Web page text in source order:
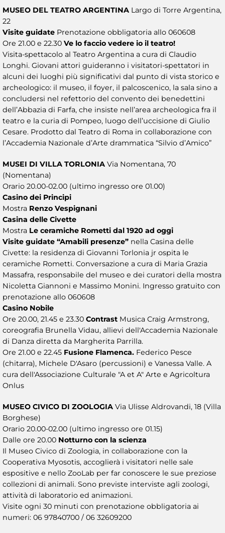
MUSEO DEL TEATRO ARGENTINA Largo di Torre Argentina,
22
Visite guidate Prenotazione obbligatoria allo 060608
Ore 21.00 e 22.30 Ve lo faccio vedere io il teatro!
Visita-spettacolo al Teatro Argentina a cura di Claudio
Longhi. Giovani attori guideranno i visitatori-spettatori in
alcuni dei luoghi più significativi dal punto di vista storico e
archeologico: il museo, il foyer, il palcoscenico, la sala sino a
concludersi nel refettorio del convento dei benedettini
dell’Abbazia di Farfa, che insiste nell’area archeologica fra il
teatro e la curia di Pompeo, luogo dell’uccisione di Giulio
Cesare. Prodotto dal Teatro di Roma in collaborazione con
l’Accademia Nazionale d’Arte drammatica “Silvio d’Amico”
MUSEI DI VILLA TORLONIA Via Nomentana, 70
(Nomentana)
Orario 20.00-02.00 (ultimo ingresso ore 01.00)
Casino dei Principi
Mostra Renzo Vespignani
Casina delle Civette
Mostra Le ceramiche Rometti dal 1920 ad oggi
Visite guidate “Amabili presenze” nella Casina delle
Civette: la residenza di Giovanni Torlonia jr ospita le
ceramiche Rometti. Conversazione a cura di Maria Grazia
Massafra, responsabile del museo e dei curatori della mostra
Nicoletta Giannoni e Massimo Monini. Ingresso gratuito con
prenotazione allo 060608
Casino Nobile
Ore 20.00, 21.45 e 23.30 Contrast Musica Craig Armstrong,
coreografia Brunella Vidau, allievi dell'Accademia Nazionale
di Danza diretta da Margherita Parrilla.
Ore 21.00 e 22.45 Fusione Flamenca. Federico Pesce
(chitarra), Michele D'Asaro (percussioni) e Vanessa Valle. A
cura dell'Associazione Culturale "A et A" Arte e Agricoltura
Onlus
MUSEO CIVICO DI ZOOLOGIA Via Ulisse Aldrovandi, 18 (Villa
Borghese)
Orario 20.00-02.00 (ultimo ingresso ore 01.15)
Dalle ore 20.00 Notturno con la scienza
Il Museo Civico di Zoologia, in collaborazione con la
Cooperativa Myosotis, accoglierà i visitatori nelle sale
espositive e nello ZooLab per far conoscere le sue preziose
collezioni di animali. Sono previste interviste agli zoologi,
attività di laboratorio ed animazioni.
Visite ogni 30 minuti con prenotazione obbligatoria ai
numeri: 06 97840700 / 06 32609200